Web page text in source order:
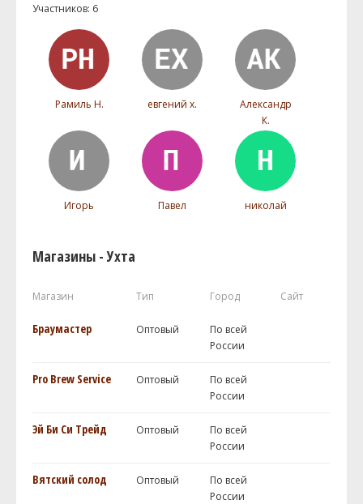
Участников: 6
Рамиль Н. евгений х.
Александр
К.
Игорь Павел николай
Магазины - Ухта
Магазин Тип Город Сайт
Браумастер Оптовый
По всей
России
Pro Brew Service Оптовый
По всей
России
Эй Би Си Трейд Оптовый
По всей
России
Вятский солод Оптовый
По всей
России